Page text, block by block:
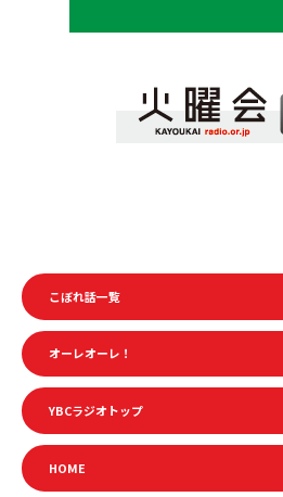
こぼれ話一覧
オーレオーレ！
YBCラジオトップ
HOME